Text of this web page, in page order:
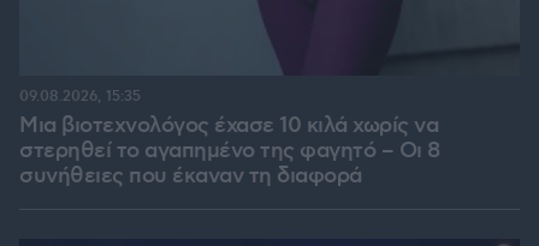
Μια βιοτεχνολόγος έχασε 10 κιλά χωρίς να
στερηθεί το αγαπημένο της φαγητό – Οι 8
συνήθειες που έκαναν τη διαφορά
09.08.2026, 15:35